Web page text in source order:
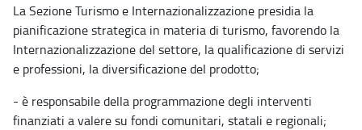
La Sezione Turismo e Internazionalizzazione presidia la
pianificazione strategica in materia di turismo, favorendo la
Internazionalizzazione del settore, la qualificazione di servizi
e professioni, la diversificazione del prodotto;
- è responsabile della programmazione degli interventi
finanziati a valere su fondi comunitari, statali e regionali;